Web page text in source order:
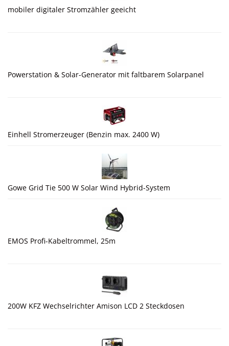
mobiler digitaler Stromzähler geeicht
Powerstation & Solar-Generator mit faltbarem Solarpanel
Einhell Stromerzeuger (Benzin max. 2400 W)
Gowe Grid Tie 500 W Solar Wind Hybrid-System
EMOS Profi-Kabeltrommel, 25m
200W KFZ Wechselrichter Amison LCD 2 Steckdosen